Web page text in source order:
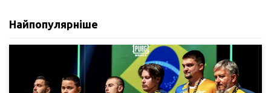
Найпопулярніше